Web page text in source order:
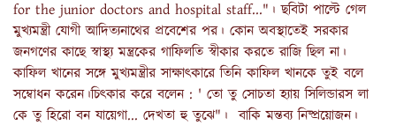
for the junior doctors and hospital staff..."। ছবিটা পাল্টে গেল
মুখ্যমন্ত্রী যোগী আদিত্যনাথের প্রবেশের পর। কোন অবস্থাতেই সরকার
জনগণের কাছে স্বাস্থ্য মন্ত্রকের গাফিলতি স্বীকার করতে রাজি ছিল না।
কাফিল খানের সঙ্গে মুখ্যমন্ত্রীর সাক্ষাৎকারে তিনি কাফিল খানকে তুই বলে
সম্বোধন করেন।চিৎকার করে বলেন : ' তো তু সোচতা হ্যায় সিলিন্ডারস লা
কে তু হিরো বন যায়েগা... দেখতা হু তুঝে"। বাকি মন্তব্য নিষ্প্রয়োজন।